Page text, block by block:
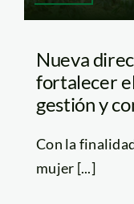
Nueva
fortalecer
gestión y
Con la
mujer [...]